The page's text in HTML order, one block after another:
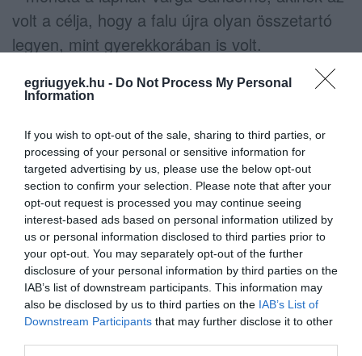
egriugyek.hu - Do Not Process My Personal
Information
If you wish to opt-out of the sale, sharing to third parties, or
processing of your personal or sensitive information for
targeted advertising by us, please use the below opt-out
section to confirm your selection. Please note that after your
opt-out request is processed you may continue seeing
interest-based ads based on personal information utilized by
us or personal information disclosed to third parties prior to
your opt-out. You may separately opt-out of the further
disclosure of your personal information by third parties on the
IAB’s list of downstream participants. This information may
also be disclosed by us to third parties on the IAB’s List of
Downstream Participants that may further disclose it to other
volt a célja, hogy a falu újra olyan összetartó
legyen, mint gyerekkorában is volt.
A polgármester a cikkben büszkén újságolja,
majdnem minden hónapra jut valami program,
közösségi élmény, a Batul Fesztiválra például
már szerte az országból érkeznek látogatók –
olyanok is, akikből akár új lakók is lehetnek.
“Az idei fesztiválon egy házaspár jött oda
hozzám, hogy ajánljak nekik üres ingatlant.
Már költöznek” – mesélte büszkén Varga
Sándorné.
(Indexkép:Mónosbél Wikipédia-oldala